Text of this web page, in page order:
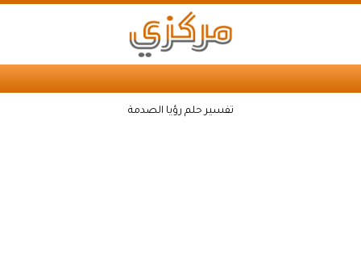
تفسير حلم رؤيا الصدمة